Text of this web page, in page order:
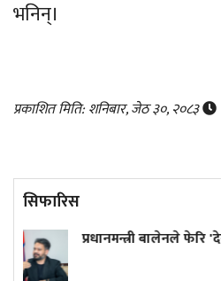
भनिन्।
प्रकाशित मिति: शनिबार, जेठ ३०, २०८३
सिफारिस
बालेनले फेरि 'देर' नगरून्!